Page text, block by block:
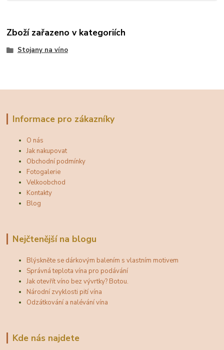
Zboží zařazeno v kategoriích
Stojany na víno
Informace pro zákazníky
O nás
Jak nakupovat
Obchodní podmínky
Fotogalerie
Velkoobchod
Kontakty
Blog
Nejčtenější na blogu
Blýskněte se dárkovým balením s vlastním motivem
Správná teplota vína pro podávání
Jak otevřít víno bez vývrtky? Botou.
Národní zvyklosti pití vína
Odzátkování a nalévání vína
Kde nás najdete